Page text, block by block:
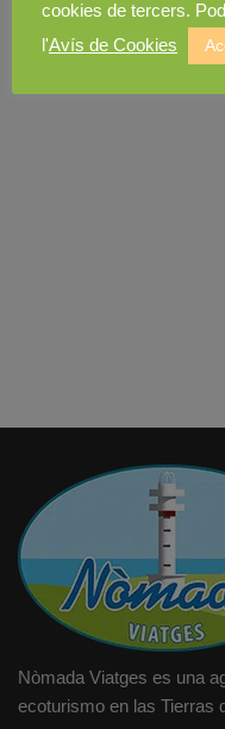
Nòmada Viatges es una
ecoturismo en las Tierras
cookies de tercers.
l'Avís de Cookies